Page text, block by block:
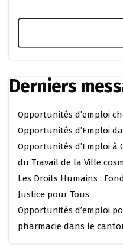
Derniers
Opportunités d’emploi
Opportunités d’Emploi
Opportunités d’Emploi à
du Travail de la Ville
Les Droits Humains :
Justice pour Tous
Opportunités d’emploi
pharmacie dans le